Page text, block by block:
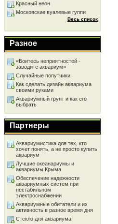
Красный неон
Московские вуалевые гуппи
Весь список
Разное
«Боитесь неприятностей -
заводите аквариум»
Случайные попутчики
Как сделать дизайн аквариума
своими руками
Аквариумный грунт и как его
выбрать
Партнеры
Аквариумистика для тех, кто
хочет понять, а не просто купить
аквариум
Лучшие океанариумы и
аквариумы Крыма
Обеспечение надежности
аквариумных систем при
нестабильном
электроснабжении
Аквариумные обитатели и их
активность в разное время дня
Стекло для аквариума